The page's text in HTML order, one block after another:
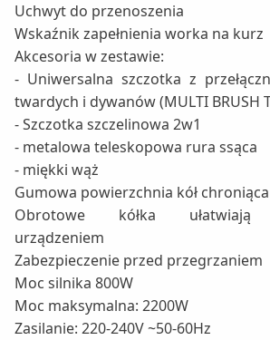
Uchwyt do przenoszenia
Wskaźnik zapełnienia worka na kurz
Akcesoria w zestawie:
- Uniwersalna szczotka z
twardych i dywanów (MULTI BRUSH
- Szczotka szczelinowa 2w1
- metalowa teleskopowa rura ssąca
- miękki wąż
Gumowa powierzchnia kół
Obrotowe kółka ułatwiają
urządzeniem
Zabezpieczenie przed przegrzaniem
Moc silnika 800W
Moc maksymalna: 2200W
Zasilanie: 220-240V ~50-60Hz